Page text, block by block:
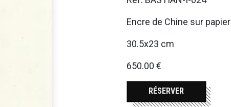
Encre de Chine sur papier
30.5x23 cm
650.00 €
RÉSERVER